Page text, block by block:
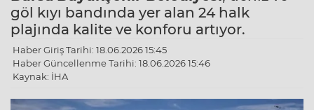
göl kıyı bandında yer alan 24 halk
plajında kalite ve konforu artıyor.
Haber Giriş Tarihi: 18.06.2026 15:45
Haber Güncellenme Tarihi: 18.06.2026 15:46
Kaynak: İHA